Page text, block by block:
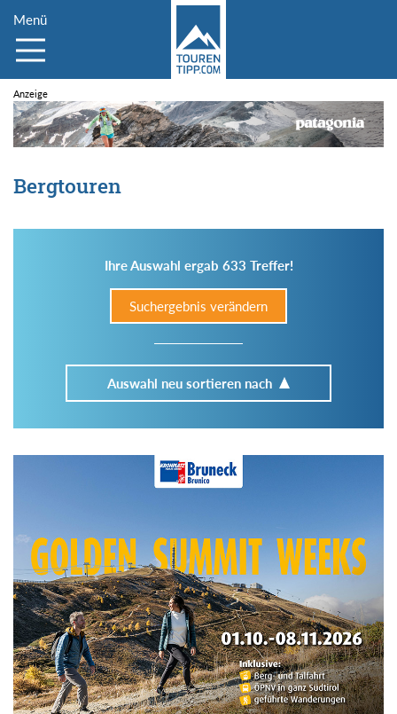
Menü
Bergtouren
Ihre Auswahl ergab 633 Treffer!
Suchergebnis verändern
Auswahl neu sortieren nach
Im Tourenarchiv suchen
Region:
Gebirge: